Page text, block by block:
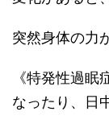
突然身体の力
《特発性過
なったり、日